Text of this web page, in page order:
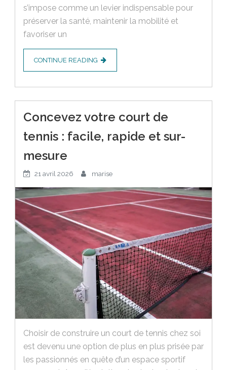
s’impose comme un levier indispensable pour
préserver la santé, maintenir la mobilité et
favoriser un
CONTINUE READING
Concevez votre court de
tennis : facile, rapide et sur-
mesure
21 avril 2026 marise
Choisir de construire un court de tennis chez soi
est devenu une option de plus en plus prisée par
les passionnés en quête d’un espace sportif